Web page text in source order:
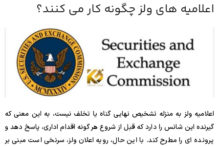
اعلامیه های ولز چگونه کار می کنند؟
اعلامیه ولز به منزله تشخیص نهایی گناه یا تخلف نیست، به این معنی که
گیرنده این شانس را دارد که قبل از شروع هر گونه اقدام اداری، پاسخ دهد و
پرونده ای را مطرح کند. با این حال، رویه اعلان ولز، سرنخی است مبنی بر